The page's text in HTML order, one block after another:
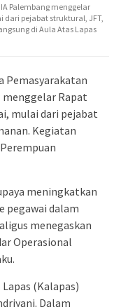
Palembang menggelar
dari pejabat struktural, JFT,
di Aula Atas Lapas
Pemasyarakatan
menggelar Rapat
mulai dari pejabat
Kegiatan
meningkatkan
pegawai dalam
menegaskan
Operasional
(Kalapas)
Dalam